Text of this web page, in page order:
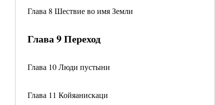
Глава 8 Шествие во имя Земли
Глава 9 Переход
Глава 10 Люди пустыни
Глава 11 Койяанискаци